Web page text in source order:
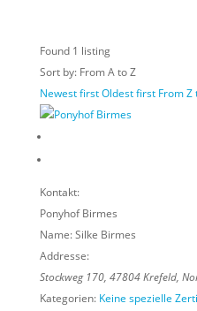
Found 1 listing
Sort by: From A to Z
Newest firstOldest first From Z
Kontakt:
Ponyhof Birmes
Name:Silke Birmes
Addresse:
Stockweg 170, 47804Krefeld,
Kategorien: Keine spezielle